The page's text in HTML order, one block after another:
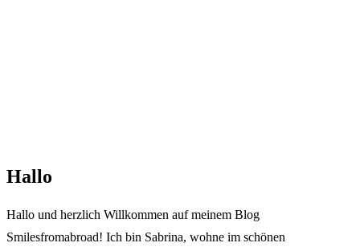
Hallo
Hallo und herzlich Willkommen auf meinem Blog
Smilesfromabroad! Ich bin Sabrina, wohne im schönen